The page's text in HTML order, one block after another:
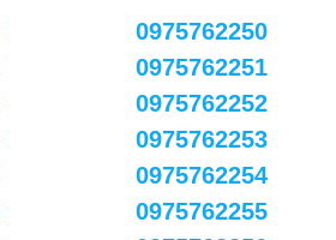
0975762250
0975762251
0975762252
0975762253
0975762254
0975762255